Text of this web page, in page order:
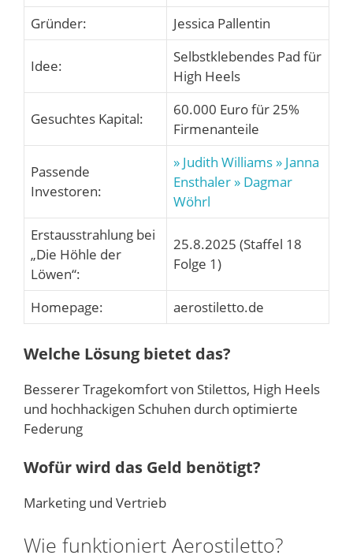
Gründer:
Jessica Pallentin
Idee:
Selbstklebendes Pad für
High Heels
Gesuchtes Kapital:
60.000 Euro für 25%
Firmenanteile
Passende
Investoren:
» Judith Williams » Janna
Ensthaler » Dagmar
Wöhrl
Erstausstrahlung bei
„Die Höhle der
Löwen“:
25.8.2025 (Staffel 18
Folge 1)
Homepage: aerostiletto.de
Welche Lösung bietet das?
Besserer Tragekomfort von Stilettos, High Heels
und hochhackigen Schuhen durch optimierte
Federung
Wofür wird das Geld benötigt?
Marketing und Vertrieb
Wie funktioniert Aerostiletto?